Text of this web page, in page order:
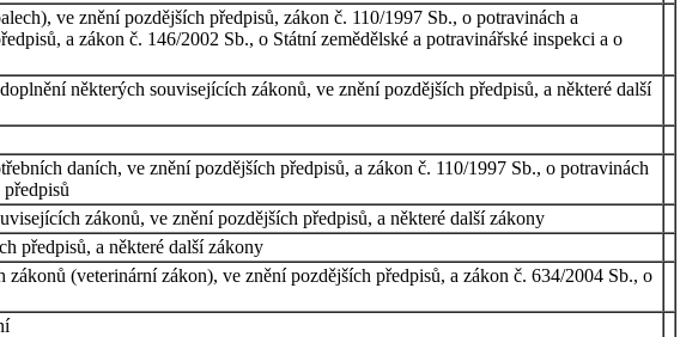
ve znění pozdějších předpisů, zákon č. 110/1997 Sb., o potravinách a
a zákon č. 146/2002 Sb., o Státní zemědělské a potravinářské inspekci a o
některých souvisejících zákonů, ve znění pozdějších předpisů, a některé další
daních, ve znění pozdějších předpisů, a zákon č. 110/1997 Sb., o potravinách
zákonů, ve znění pozdějších předpisů, a některé další zákony
předpisů, a některé další zákony
(veterinární zákon), ve znění pozdějších předpisů, a zákon č. 634/2004 Sb., o